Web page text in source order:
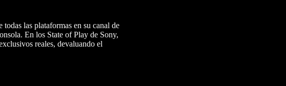
las plataformas en su canal de
En los State of Play de Sony,
reales, devaluando el